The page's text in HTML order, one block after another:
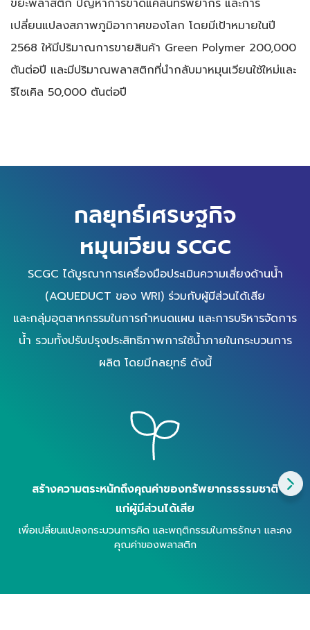
เปลี่ยนแปลงสภาพภูมิอากาศของโลก โดยมีเป้าหมายในปี
2568 ให้มีปริมาณการขายสินค้า Green Polymer 200,000
ตันต่อปี และมีปริมาณพลาสติกที่นำกลับมาหมุนเวียนใช้ใหม่และ
รีไซเคิล 50,000 ตันต่อปี
กลยุทธ์เศรษฐกิจ
หมุนเวียน SCGC
SCGC ได้บูรณาการเครื่องมือประเมินความเสี่ยงด้านน้ำ
(AQUEDUCT ของ WRI) ร่วมกับผู้มีส่วนได้เสีย
และกลุ่มอุตสาหกรรมในการกำหนดแผน และการบริหารจัดการ
น้ำ รวมทั้งปรับปรุงประสิทธิภาพการใช้น้ำภายในกระบวนการ
ผลิต โดยมีกลยุทธ์ ดังนี้
สร้างความตระหนักถึงคุณค่าของทรัพยากรธรรมชาติ
แก่ผู้มีส่วนได้เสีย
เพื่อเปลี่ยนแปลงกระบวนการคิดและพฤติกรรมในการรักษาและคง
คุณค่าของพลาสติก